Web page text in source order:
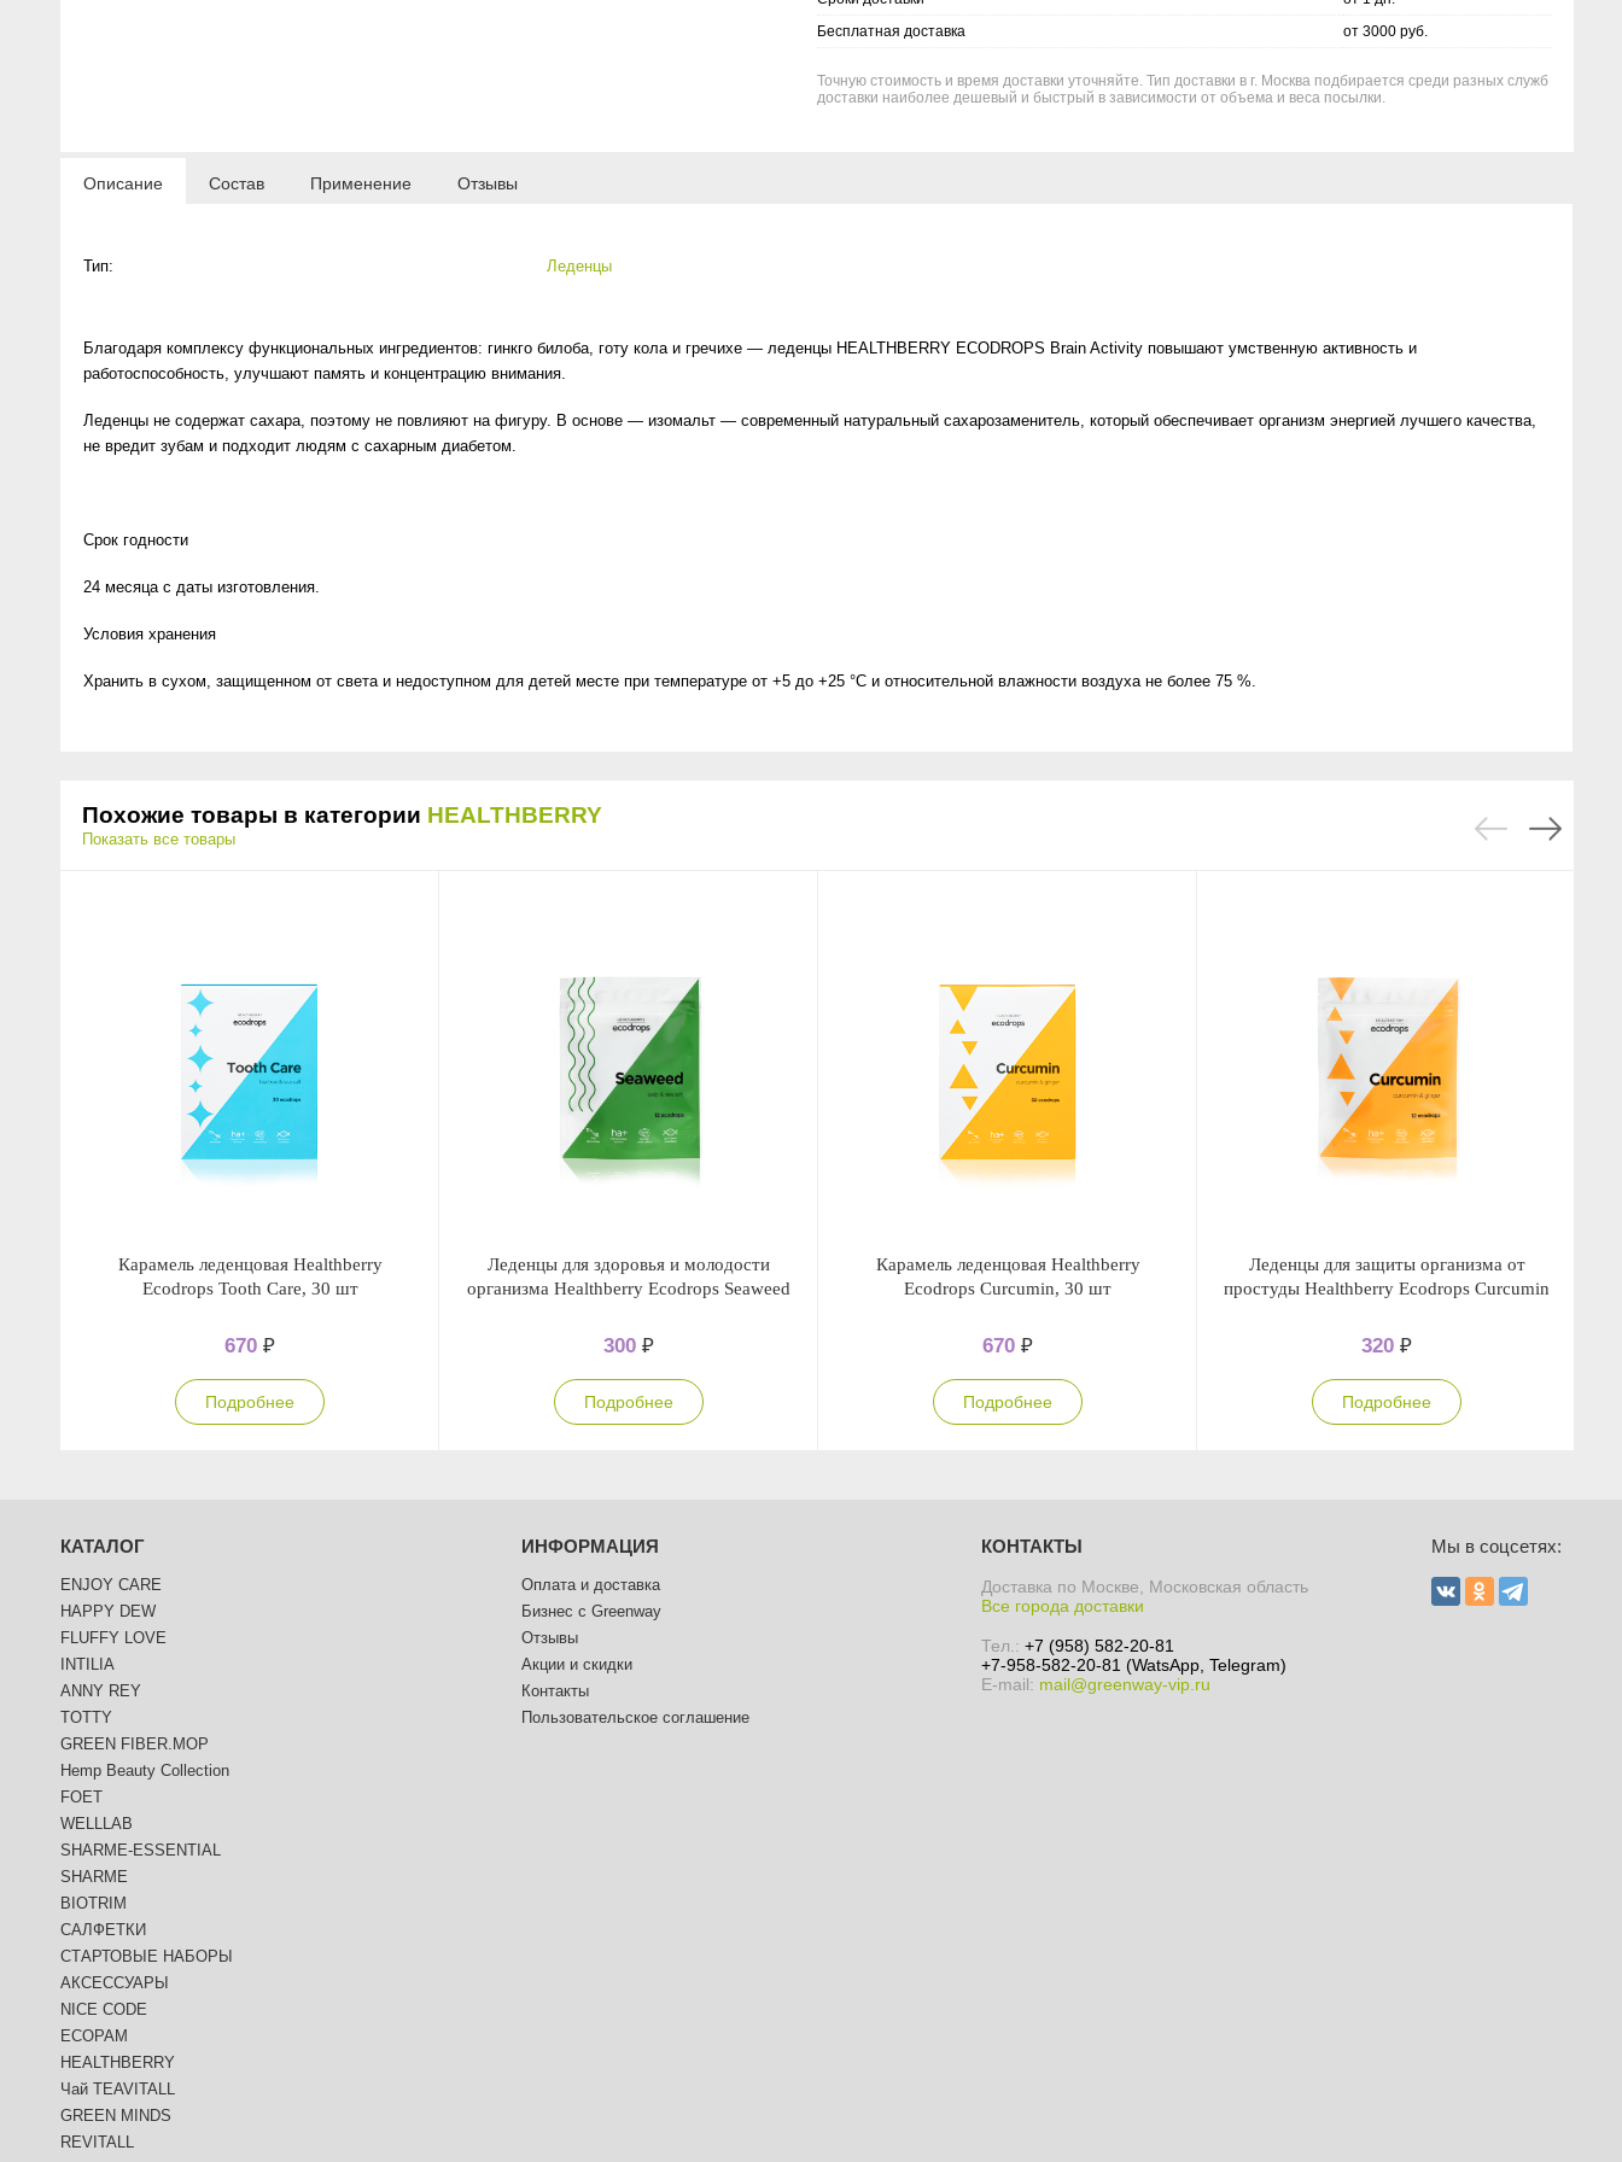
Green Minds
Бесплатная доставка
от 3000 руб.
Точную стоимость и время доставки уточняйте. Тип доставки в г. Москва подбирается среди разных служб
доставки наиболее дешевый и быстрый в зависимости от объема и веса посылки.
Описание Состав Применение Отзывы
Тип: Леденцы
Благодаря комплексу функциональных ингредиентов: гинкго билоба, готу кола и гречихе — леденцы HEALTHBERRY ECODROPS Brain Activity повышают умственную активность и
работоспособность, улучшают память и концентрацию внимания.
Леденцы не содержат сахара, поэтому не повлияют на фигуру. В основе — изомальт — современный натуральный сахарозаменитель, который обеспечивает организм энергией лучшего качества,
не вредит зубам и подходит людям с сахарным диабетом.
Срок годности
24 месяца с даты изготовления.
Условия хранения
Хранить в сухом, защищенном от света и недоступном для детей месте при температуре от +5 до +25 °С и относительной влажности воздуха не более 75 %.
Похожие товары в категории HEALTHBERRY
Показать все товары
Карамель леденцовая Healthberry
Ecodrops Tooth Care, 30 шт
670 ₽
Подробнее
Леденцы для здоровья и молодости
организма Healthberry Ecodrops Seaweed
300 ₽
Подробнее
Карамель леденцовая Healthberry
Ecodrops Curcumin, 30 шт
670 ₽
Подробнее
Леденцы для защиты организма от
простуды Healthberry Ecodrops Curcumin
320 ₽
Подробнее
КАТАЛОГ
ENJOY CARE
HAPPY DEW
FLUFFY LOVE
INTILIA
ANNY REY
TOTTY
GREEN FIBER.MOP
Hemp Beauty Collection
FOET
WELLLAB
SHARME-ESSENTIAL
SHARME
BIOTRIM
САЛФЕТКИ
СТАРТОВЫЕ НАБОРЫ
АКСЕССУАРЫ
NICE CODE
ECOPAM
HEALTHBERRY
Чай TEAVITALL
GREEN MINDS
REVITALL
ИНФОРМАЦИЯ
Оплата и доставка
Бизнес с Greenway
Отзывы
Акции и скидки
Контакты
Пользовательское соглашение
КОНТАКТЫ
Доставка по Москве, Московская область
Все города доставки
Тел.:+7 (958) 582-20-81
+7-958-582-20-81 (WatsApp, Telegram)
E-mail: mail@greenway-vip.ru
Мы в соцсетях: